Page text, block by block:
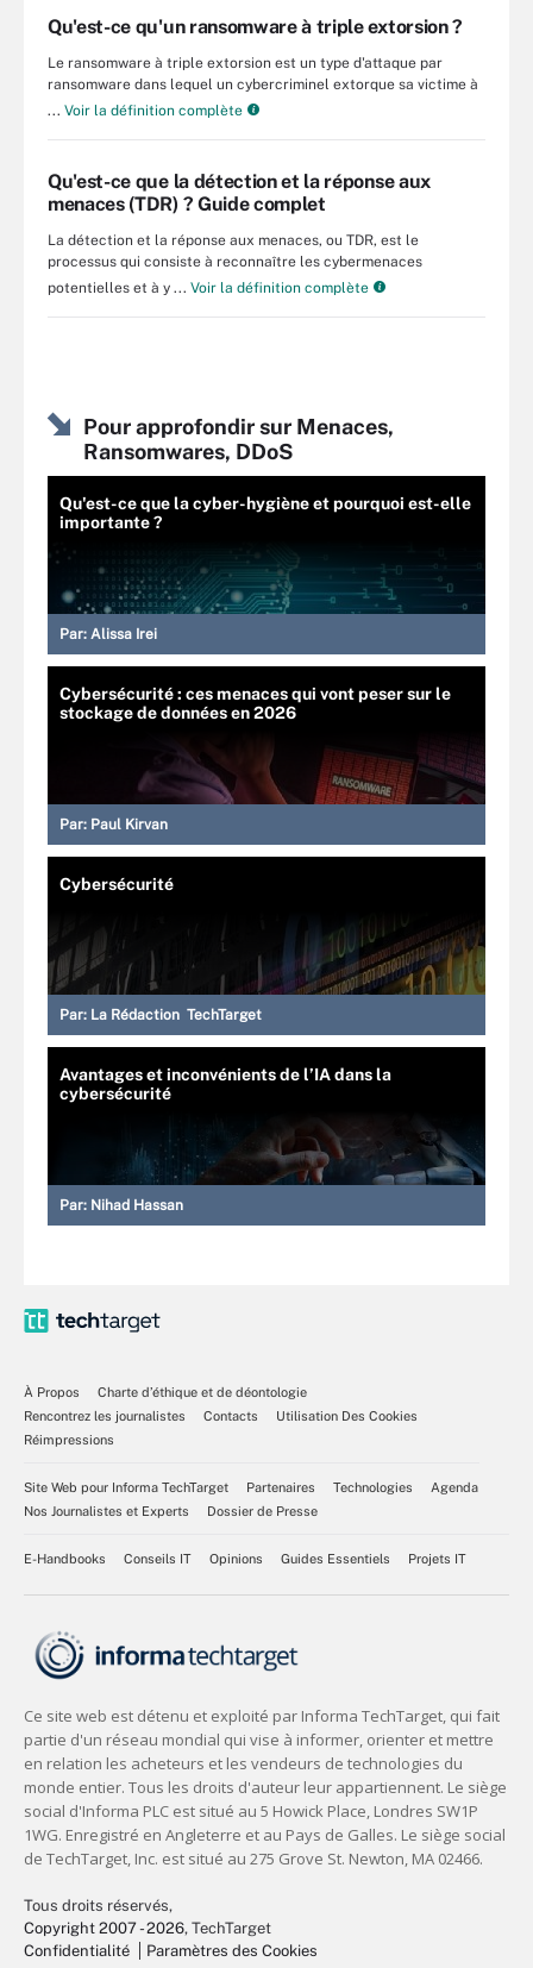
Qu'est-ce qu'un ransomware à triple extorsion ?
Le ransomware à triple extorsion est un type d'attaque par
ransomware dans lequel un cybercriminel extorque sa victime à
... Voir la définition complète
Qu'est-ce que la détection et la réponse aux
menaces (TDR) ? Guide complet
La détection et la réponse aux menaces, ou TDR, est le
processus qui consiste à reconnaître les cybermenaces
potentielles et à y ... Voir la définition complète
Pour approfondir sur Menaces,
Ransomwares, DDoS
Qu'est-ce que la cyber-hygiène et pourquoi est-elle
importante ?
Par: Alissa Irei
Cybersécurité : ces menaces qui vont peser sur le
stockage de données en 2026
Par: Paul Kirvan
Cybersécurité
Par: La Rédaction TechTarget
Avantages et inconvénients de l’IA dans la
cybersécurité
Par: Nihad Hassan
À Propos
Charte d’éthique et de déontologie
Rencontrez les journalistes
Contacts
Utilisation Des Cookies
Réimpressions
Site Web pour Informa TechTarget Partenaires Technologies
Agenda
Nos Journalistes et Experts
Dossier de Presse
E-Handbooks Conseils IT Opinions Guides Essentiels Projets IT
Tous droits réservés,
Copyright 2007 - 2026, TechTarget
Confidentialité
Paramètres des Cookies